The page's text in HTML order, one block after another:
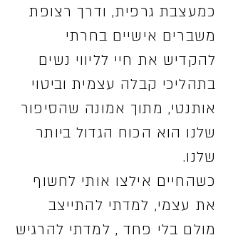
כמעצבת גרפית, ודרך רצופת
משברים אישיים בחרתי
להקדיש את חיי לליווי נשים
בתהליכי קבלה עצמית וביטוי
אותנטי, מתוך אמונה שהסיפור
שלנו הוא הכוח הגדול ביותר
שלנו.
כשהחיים אילצו אותי לחשוף
את עצמי, למדתי להתייצב
מולם בלי פחד , למדתי להרגיש